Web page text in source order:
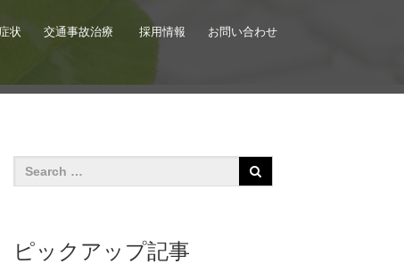
状 交通事故治療 採用情報 お問い合わせ
ピックアップ記事